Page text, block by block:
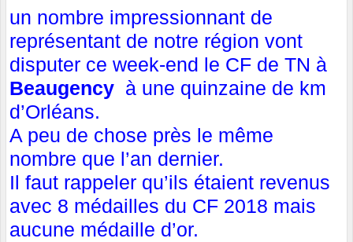
un nombre impressionnant de
représentant de notre région vont
disputer ce week-end le CF de TN à
Beaugency à une quinzaine de km
d’Orléans.
A peu de chose près le même
nombre que l’an dernier.
Il faut rappeler qu’ils étaient revenus
avec 8 médailles du CF 2018 mais
aucune médaille d’or.